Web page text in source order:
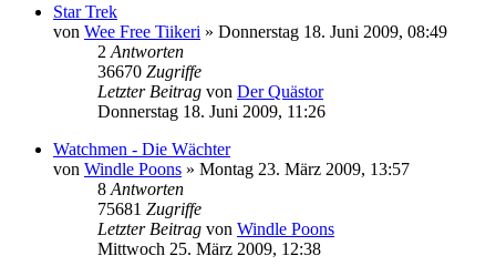
Star Trek
von Wee Free Tiikeri » Donnerstag 18. Juni 2009, 08:49
2 Antworten
36670 Zugriffe
Letzter Beitrag von Der Quästor
Donnerstag 18. Juni 2009, 11:26
Watchmen - Die Wächter
von Windle Poons » Montag 23. März 2009, 13:57
8 Antworten
75681 Zugriffe
Letzter Beitrag von Windle Poons
Mittwoch 25. März 2009, 12:38